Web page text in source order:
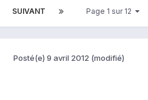
SUIVANT Page 1 sur 12
Posté(e) 9 avril 2012 (modifié)